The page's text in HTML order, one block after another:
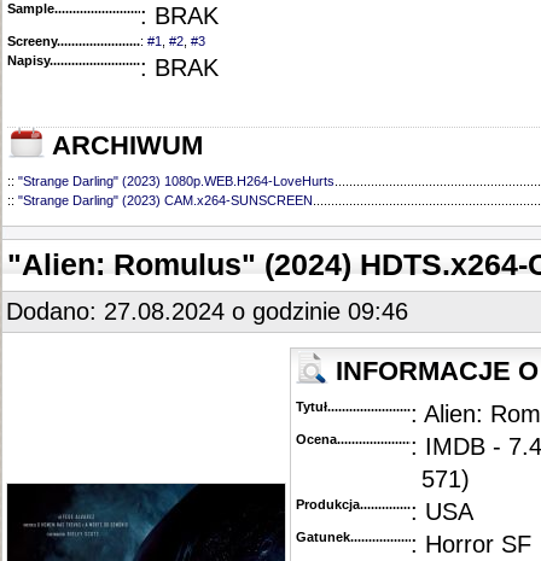
Sample............................................
: BRAK
Screeny...........................................
: #1 #2 #3
Napisy............................................
: BRAK
ARCHIWUM
:: "Strange Darling" (2023) 1080p.WEB.H264-LoveHurts
:: "Strange Darling" (2023) CAM.x264-SUNSCREEN
"Alien: Romulus" (2024) HDTS.x264-
Dodano: 27.08.2024 o godzinie 09:46
INFORMACJE
Tytuł............................................
: Alien:
Ocena.............................................
: IMDB -
571)
Produkcja.........................................
: USA
Gatunek...........................................
: Horror SF